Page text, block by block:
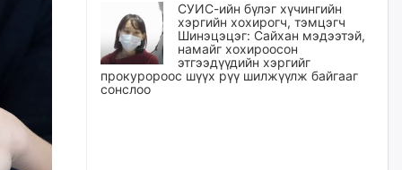
СУИС-ийн бүлэг хүчингийн
хэргийн хохирогч, тэмцэгч
Шинэцэцэг: Сайхан мэдээтэй,
намайг хохироосон
этгээдүүдийн хэргийг
прокуророос шүүх рүү шилжүүлж байгааг
сонслоо